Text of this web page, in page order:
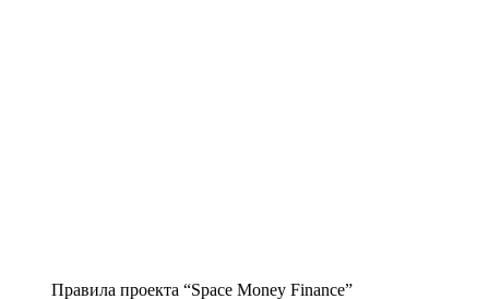
Правила проекта “Space Money Finance”